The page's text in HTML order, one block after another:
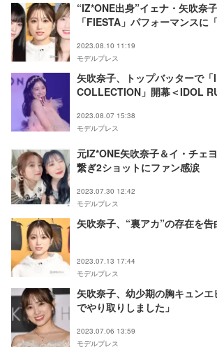
“IZ*ONE出身”イェナ・矢吹奈
「FIESTA」パフォーマンスに
2023.08.10 11:19
モデルプレス
矢吹奈子、トップバッターで「
COLLECTION」開幕＜IDOL
2023.08.07 15:38
モデルプレス
元IZ*ONE矢吹奈子＆イ・チェ
繋ぎ2ショットにファン感涙
2023.07.30 12:42
モデルプレス
矢吹奈子、“裏アカ”の存在を告
2023.07.13 17:44
モデルプレス
矢吹奈子、幼少期の胸キュン
でやり取りしました」
2023.07.06 13:59
モデルプレス